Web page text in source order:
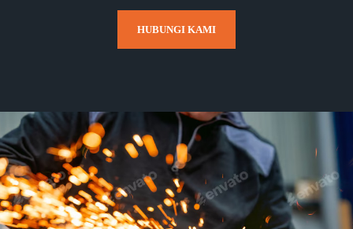
HUBUNGI KAMI